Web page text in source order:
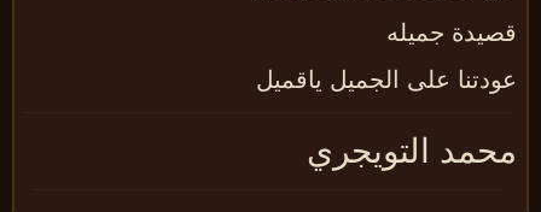
جميله
على الجميل ياقميل
التويجري